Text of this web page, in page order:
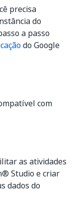
precisa
do
a passo
do Google
com
as atividades
Studio e criar
dados do